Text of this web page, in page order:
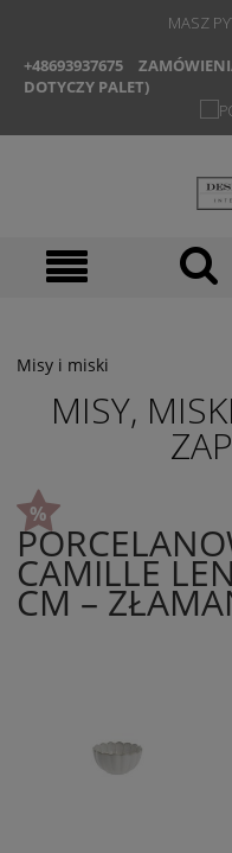
MASZ
+48693937675
DOTYCZY PALET)
Misy i miski
MISY,
CAMILLE
CM –